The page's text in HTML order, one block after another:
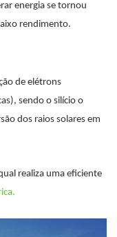
energia se tornou
rendimento.
de elétrons
sendo o silício o
dos raios solares em
realiza uma eficiente